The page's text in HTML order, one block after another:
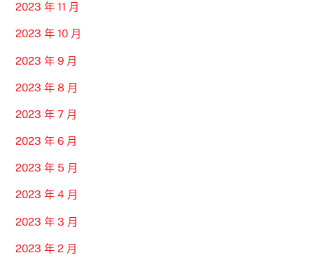
2023 年 11 月
2023 年 10 月
2023 年 9 月
2023 年 8 月
2023 年 7 月
2023 年 6 月
2023 年 5 月
2023 年 4 月
2023 年 3 月
2023 年 2 月